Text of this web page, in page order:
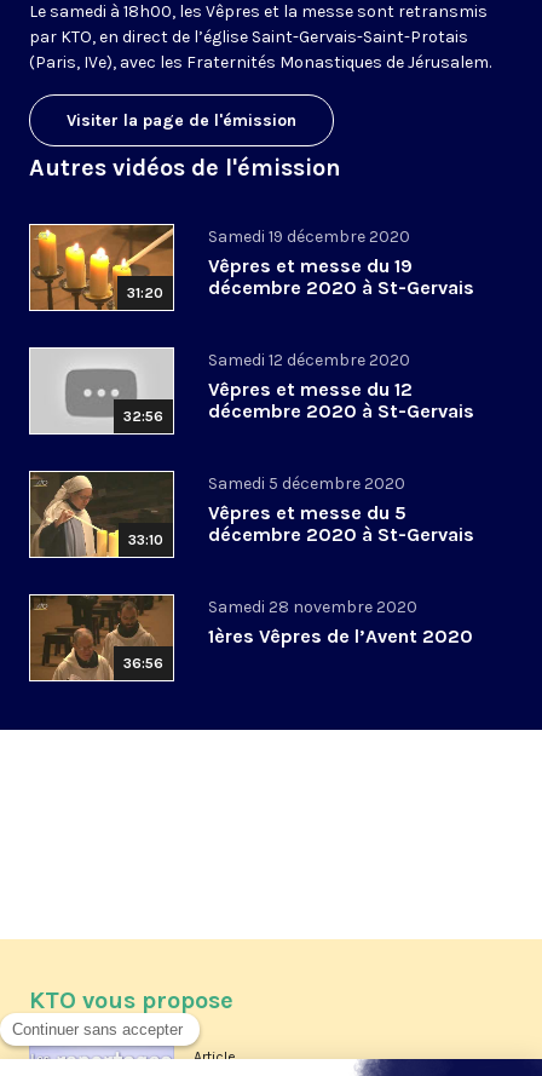
Le samedi à 18h00, les Vêpres et la messe sont retransmis
par KTO, en direct de l’église Saint-Gervais-Saint-Protais
(Paris, IVe), avec les Fraternités Monastiques de Jérusalem.
Visiter la page de l'émission
Autres vidéos de l'émission
31:20
Samedi 19 décembre 2020
Vêpres et messe du 19
décembre 2020 à St-Gervais
32:56
Samedi 12 décembre 2020
Vêpres et messe du 12
décembre 2020 à St-Gervais
33:10
Samedi 5 décembre 2020
Vêpres et messe du 5
décembre 2020 à St-Gervais
36:56
Samedi 28 novembre 2020
1ères Vêpres de l’Avent 2020
KTO vous propose
Article